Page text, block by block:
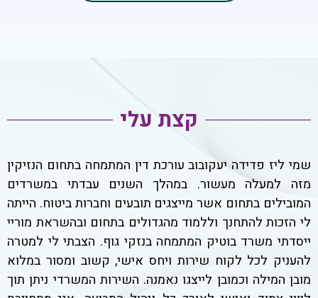
קצת עלי
שמי ליז פדידה יעקובוב עורכת דין המתמחה בתחום הנזיקין
מזה למעלה מעשור. במהלך השנים עבדתי במשרדים
המובילים בתחום אשר מייצגים תובעים וחברות ביטוח. הייתה
לי הזכות להתחנך וללמוד מהגדולים בתחום ובהשראת מוריי
ייסדתי משרד בוטיק המתמחה בנזקי גוף. הצבתי לי למטרה
להעניק לכל לקוח שירות ויחס אישי, קשוב ומסור במלוא
מובן המילה וכמובן לייצגו נאמנה. השירות המשרדי ניתן תוך